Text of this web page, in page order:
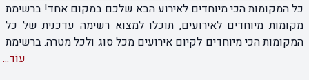
כל המקומות הכי מיוחדים לאירוע הבא שלכם במקום אחד! ברשימת
מקומות מיוחדים לאירועים, תוכלו למצוא רשימה עדכנית של כל
המקומות הכי מיוחדים לקיום אירועים מכל סוג ולכל מטרה. ברשימת
המקומות המיוחדים שלפניכם, תוכלו למצוא מידע רלוונטי על כל
עוֹד...